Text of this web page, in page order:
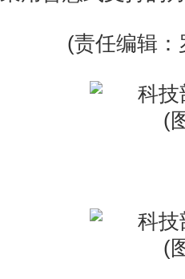
(责任编辑：